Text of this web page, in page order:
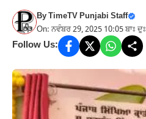
ByTimeTV Punjabi Staff
On: ਨਵੰਬਰ 29, 2025 10:05 ਬਾਃ ਦੁਃ
Follow Us: